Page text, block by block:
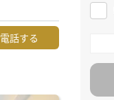
電話する